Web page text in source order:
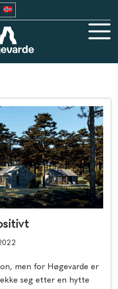
men for Høgevarde er
seg etter en hytte